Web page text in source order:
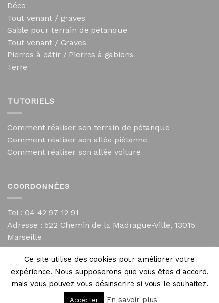
Déco
Tout venant / graves
Sable pour terrain de pétanque
Tout venant / Graves
Pierres à bâtir / Pierres à gabions
Terre
TUTORIELS
Comment réaliser son terrain de pétanque
Comment réaliser son allée piétonne
Comment réaliser son allée voiture
COORDONNÉES
Tel : 04 42 97 12 91
Adresse : 522 Chemin de la Madrague-Ville, 13015
Marseille
contact@mycailloux.com
Mentions légales
Copyright 2026 © Directives Web
Ce site utilise des cookies pour améliorer votre
expérience. Nous supposerons que vous êtes d'accord,
mais vous pouvez vous désinscrire si vous le souhaitez.
Accepter En savoir plus